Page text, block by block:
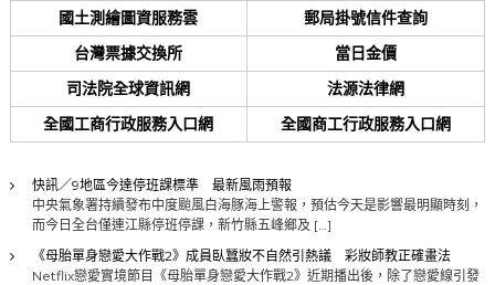
國土測繪圖資服務雲
郵局掛號信件查詢
台灣票據交換所
當日金價
司法院全球資訊網
法源法律網
全國工商行政服務入口網
全國商工行政服務入口網
快訊／9地區今達停班課標準 最新風雨預報
中央氣象署持續發布中度颱風白海豚海上警報，預估今天是影響最明顯時刻，
而今日全台僅連江縣停班停課，新竹縣五峰鄉及 […]
《母胎單身戀愛大作戰2》成員臥蠶妝不自然引熱議 彩妝師教正確畫法
Netflix戀愛實境節目《母胎單身戀愛大作戰2》近期播出後，除了戀愛線引發